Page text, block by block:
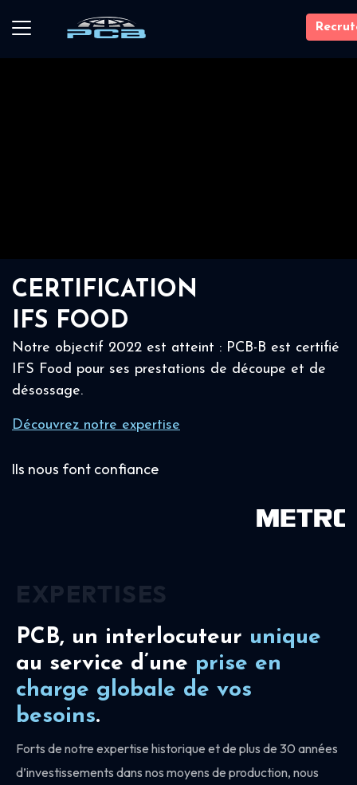
CERTIFICATION
IFS FOOD
Notre objectif 2022 est atteint : PCB-B est certifié
IFS Food pour ses prestations de découpe et de
désossage.
Découvrez notre expertise
Ils nous font confiance
PCB, un interlocuteur unique
au service d’une prise en
charge globale de vos
besoins.
Forts de notre expertise historique et de plus de 30 années
d’investissements dans nos moyens de production, nous
EXPERTISES